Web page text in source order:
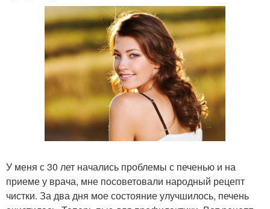
У меня с 30 лет начались проблемы с печенью и на
приеме у врача, мне посоветовали народный рецепт
чистки. За два дня мое состояние улучшилось, печень